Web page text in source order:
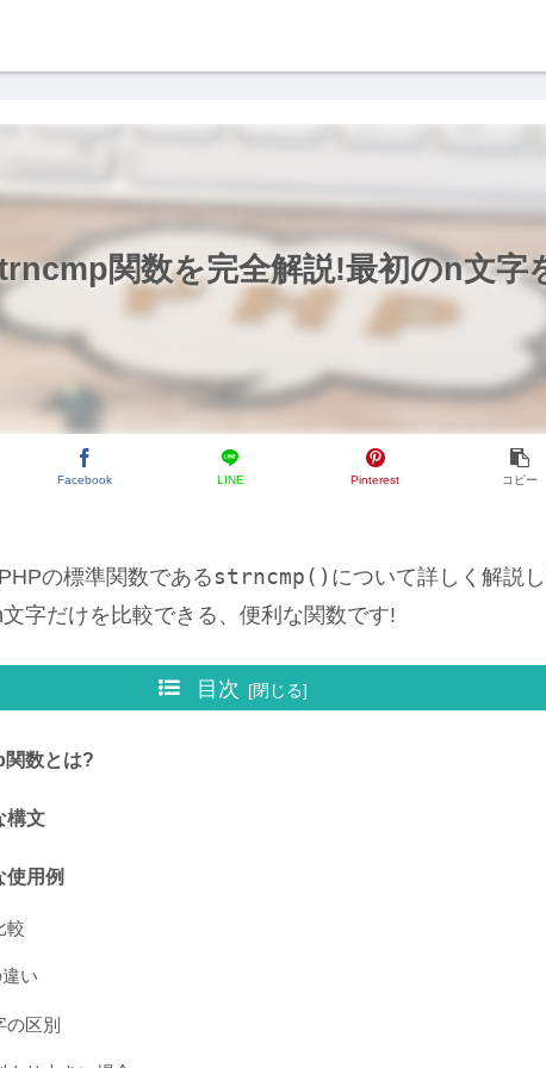
関数を完全解説!最初のn文字
Facebook LINE Pinterest コピー
の標準関数であるstrncmp() について詳しく解説
字だけを比較できる、便利な関数です!
目次
数とは?
構文
使用例
較
い
の区別